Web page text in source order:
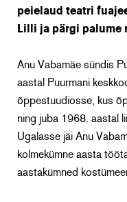
peielaud teatri
Lilli ja pärgi palume
Anu Vabamäe sündis
aastal Puurmani
õppestuudiosse, kus
ning juba 1968. aastal
Ugalasse jäi Anu
kolmekümne aasta
aastakümned